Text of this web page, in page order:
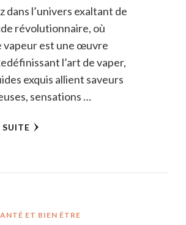
dans l’univers exaltant de
révolutionnaire, où
vapeur est une œuvre
l’art de vaper,
exquis allient saveurs
sensations …
SUITE
ET BIEN ÊTRE